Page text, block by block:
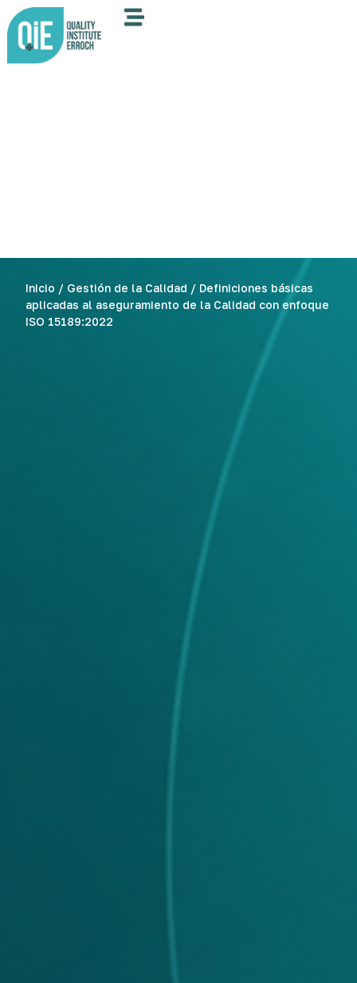
Inicio / Gestión de la Calidad / Definiciones básicas
aplicadas al aseguramiento de la Calidad con enfoque
ISO 15189:2022